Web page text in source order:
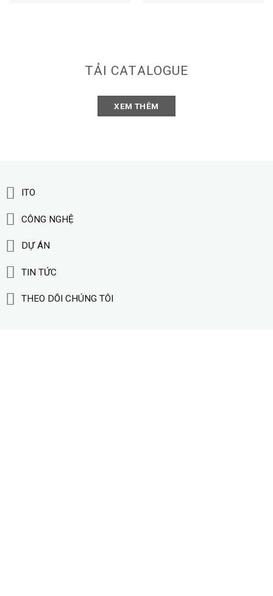
TẢI CATALOGUE
XEM THÊM
ITO
CÔNG NGHỆ
DỰ ÁN
TIN TỨC
THEO DÕI CHÚNG TÔI